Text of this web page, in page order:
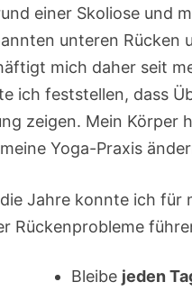
einer Skoliose und
unteren Rücken
mich daher seit
ich feststellen, dass
zeigen. Mein Körper
Yoga-Praxis
Jahre konnte ich für
Rückenprobleme
Bleibe jeden